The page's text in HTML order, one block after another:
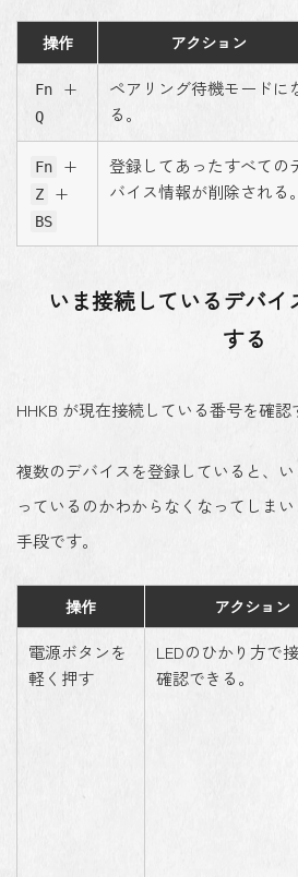
操作 アクション
Fn +
Q
ペアリング待機モードに
る。
Fn +
Z +
BS
登録してあったすべての
バイス情報が削除される。
いま接続しているデバ
する
HHKB が現在接続している番号を確認
複数のデバイスを登録していると、
っているのかわからなくなってしま
手段です。
操作 アクション
電源ボタンを
軽く押す
LEDのひかり方で
確認できる。